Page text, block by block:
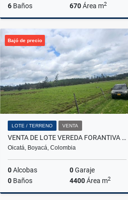
6 Baños 670Área m2
Alquiler
$18.000.000
Bajó de precio
LOTE / TERRENO VENTA
VENTA DE LOTE VEREDA FORANTIVA OICATA
Oicatá, Boyacá, Colombia
0Alcobas 0Garaje
0 Baños 4400Área m2